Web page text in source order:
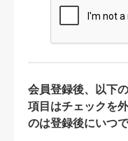
会員登録後、以下
項目はチェックを
のは登録後にいつ